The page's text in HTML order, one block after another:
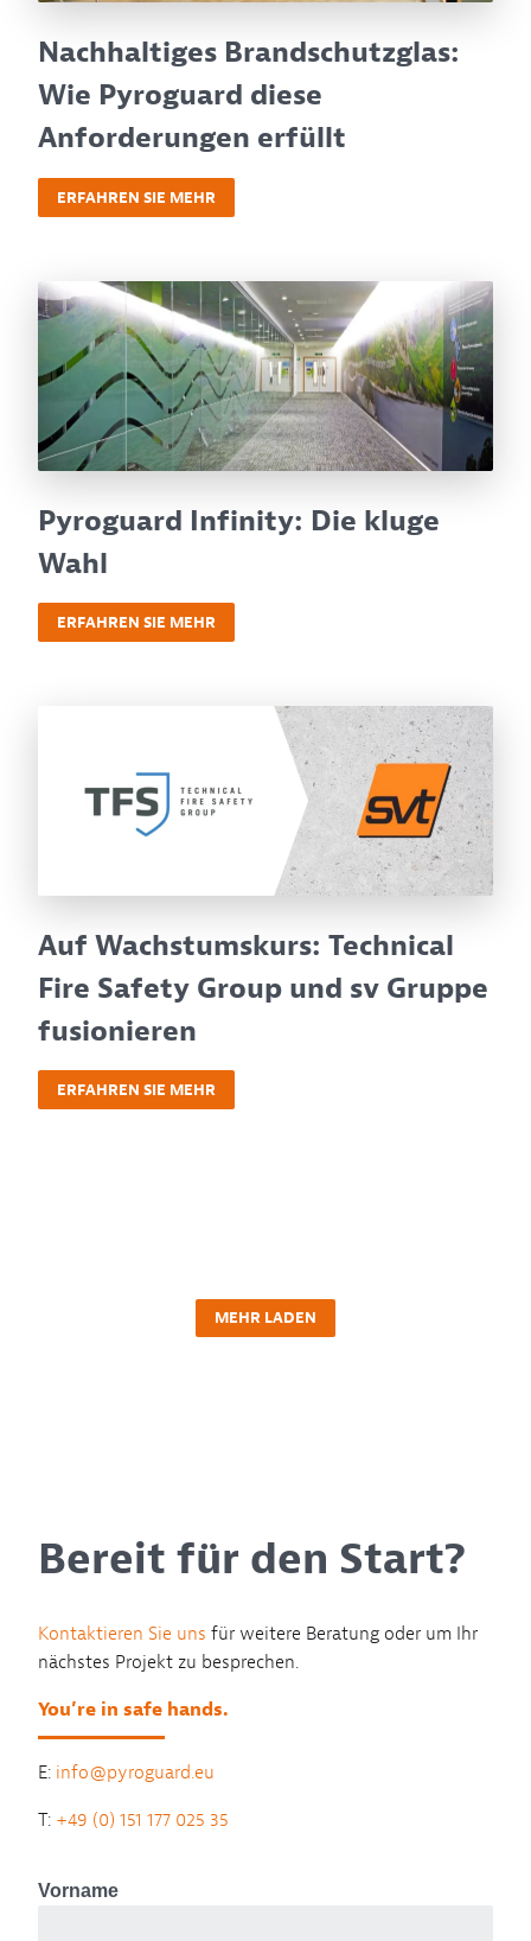
Nachhaltiges Brandschutzglas:
Wie Pyroguard diese
Anforderungen erfüllt
ERFAHREN SIE MEHR
Pyroguard Infinity: Die kluge
Wahl
ERFAHREN SIE MEHR
Auf Wachstumskurs: Technical
Fire Safety Group und sv Gruppe
fusionieren
ERFAHREN SIE MEHR
MEHR LADEN
Bereit für den Start?
Kontaktieren Sie uns für weitere Beratung oder um Ihr
nächstes Projekt zu besprechen.
You’re in safe hands.
E: info@pyroguard.eu
T: +49 (0) 151 177 025 35